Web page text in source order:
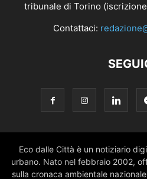
tribunale di Torino
Contattaci:
Eco dalle Città è un notiziario
urbano. Nato nel febbraio 2002,
sulla cronaca ambientale